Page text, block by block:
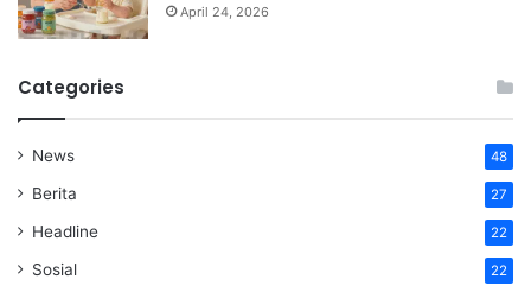
April 24, 2026
Categories
News 48
Berita 27
Headline 22
Sosial 22